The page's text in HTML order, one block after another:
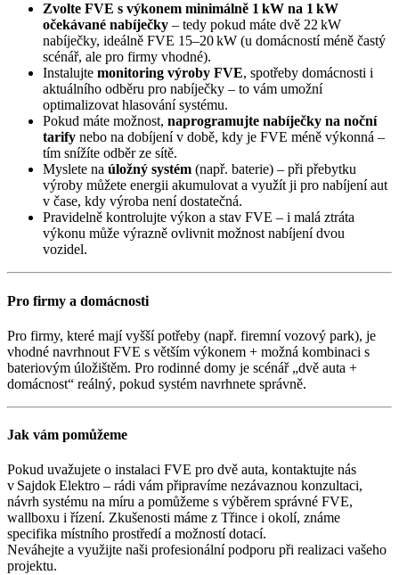
Zvolte FVE s výkonem minimálně 1 kW na 1 kW
očekávané nabíječky – tedy pokud máte dvě 22 kW
nabíječky, ideálně FVE 15–20 kW (u domácností méně častý
scénář, ale pro firmy vhodné).
Instalujte monitoring výroby FVE, spotřeby domácnosti i
aktuálního odběru pro nabíječky – to vám umožní
optimalizovat hlasování systému.
Pokud máte možnost, naprogramujte nabíječky na noční
tarify nebo na dobíjení v době, kdy je FVE méně výkonná –
tím snížíte odběr ze sítě.
Myslete na úložný systém (např. baterie) – při přebytku
výroby můžete energii akumulovat a využít ji pro nabíjení aut
v čase, kdy výroba není dostatečná.
Pravidelně kontrolujte výkon a stav FVE – i malá ztráta
výkonu může výrazně ovlivnit možnost nabíjení dvou
vozidel.
Pro firmy a domácnosti
Pro firmy, které mají vyšší potřeby (např. firemní vozový park), je
vhodné navrhnout FVE s větším výkonem + možná kombinaci s
bateriovým úložištěm. Pro rodinné domy je scénář „dvě auta +
domácnost“ reálný, pokud systém navrhnete správně.
Jak vám pomůžeme
Pokud uvažujete o instalaci FVE pro dvě auta, kontaktujte nás
v Sajdok Elektro – rádi vám připravíme nezávaznou konzultaci,
návrh systému na míru a pomůžeme s výběrem správné FVE,
wallboxu i řízení. Zkušenosti máme z Třince i okolí, známe
specifika místního prostředí a možností dotací.
Neváhejte a využijte naši profesionální podporu při realizaci vašeho
projektu.